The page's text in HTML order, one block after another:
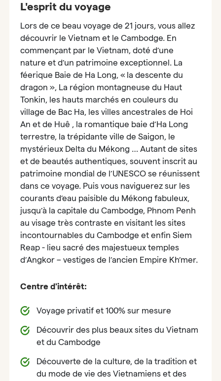
L'esprit du voyage
Lors de ce beau voyage de 21 jours, vous allez
découvrir le Vietnam et le Cambodge. En
commençant par le Vietnam, doté d’une
nature et d’un patrimoine exceptionnel. La
féerique Baie de Ha Long, « la descente du
dragon », La région montagneuse du Haut
Tonkin, les hauts marchés en couleurs du
village de Bac Ha, les villes ancestrales de Hoi
An et de Huê , la romantique baie d’Ha Long
terrestre, la trépidante ville de Saigon, le
mystérieux Delta du Mékong … Autant de sites
et de beautés authentiques, souvent inscrit au
patrimoine mondial de l’UNESCO se réunissent
dans ce voyage. Puis vous naviguerez sur les
courants d’eau paisible du Mékong fabuleux,
jusqu’à la capitale du Cambodge, Phnom Penh
au visage très contraste en visitant les sites
incontournables du Cambodge et enfin Siem
Reap - lieu sacré des majestueux temples
d’Angkor – vestiges de l’ancien Empire Kh’mer.
Centre d'intérêt:
Voyage privatif et 100% sur mesure
Découvrir des plus beaux sites du Vietnam
et du Cambodge
Découverte de la culture, de la tradition et
du mode de vie des Vietnamiens et des